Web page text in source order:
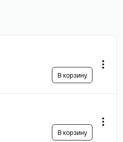
В корзину
В корзину